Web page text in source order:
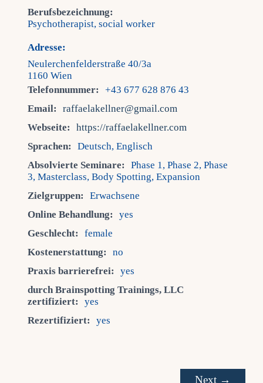
Berufsbezeichnung:
Psychotherapist, social worker
Adresse:
Neulerchenfelderstraße 40/3a
1160 Wien
Telefonnummer:
+43 677 628 876 43
Email:
raffaelakellner@gmail.com
Webseite:
https://raffaelakellner.com
Sprachen:
Deutsch, Englisch
Absolvierte Seminare:
Phase 1, Phase 2, Phase
3, Masterclass, Body Spotting, Expansion
Zielgruppen:
Erwachsene
Online Behandlung:
yes
Geschlecht:
female
Kostenerstattung:
no
Praxis barrierefrei:
yes
durch Brainspotting Trainings, LLC
zertifiziert:
yes
Rezertifiziert:
yes
Next →